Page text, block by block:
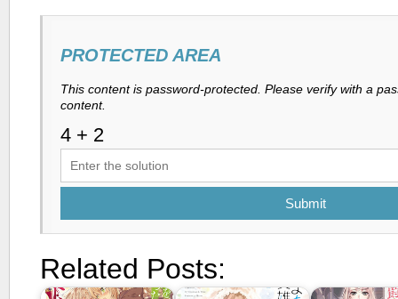
PROTECTED AREA
This content is password-protected. Please verify with a
content.
Submit
Related Posts: